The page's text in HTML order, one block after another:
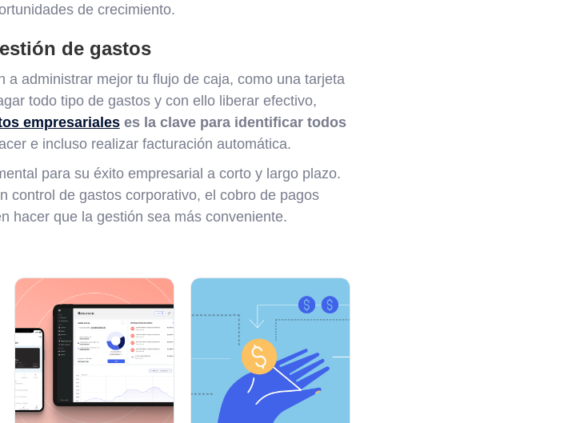
de crecimiento.
de gastos
administrar mejor tu flujo de caja, como una tarjeta
todo tipo de gastos y con ello liberar efectivo,
empresarialeses la clave para identificar todos
e incluso realizar facturación automática.
para su éxito empresarial a corto y largo plazo.
control de gastos corporativo, el cobro de pagos
hacer que la gestión sea más conveniente.